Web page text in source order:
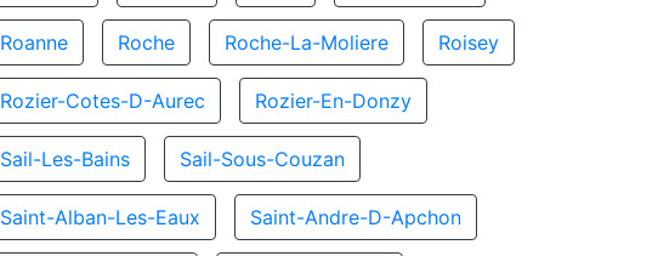
Roanne Roche Roche-La-Moliere Roisey
Rozier-Cotes-D-Aurec Rozier-En-Donzy
Sail-Les-Bains Sail-Sous-Couzan
Saint-Alban-Les-Eaux Saint-Andre-D-Apchon